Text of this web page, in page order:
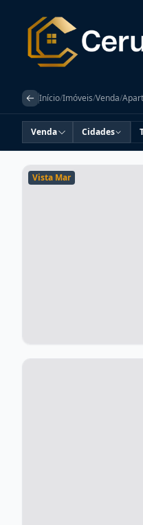
Início/Imóveis/Venda/
Venda Cidades
Vista Mar